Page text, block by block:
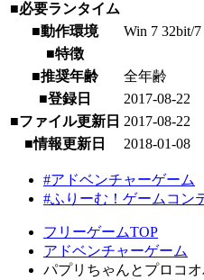
■必要ランタイム
■動作環境
Win 7 32bit/
■特徴
■推奨年齢
全年齢
■登録日
2017-08-22
■ファイル更新日 2017-08-22
■情報更新日
2018-01-08
#アドベンチャーゲーム
#ふりーむ！ゲームコン
フリーゲームTOP
アドベンチャーゲーム
パプリちゃんとプロコオ